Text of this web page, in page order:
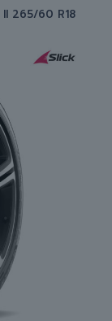
265/60 R18